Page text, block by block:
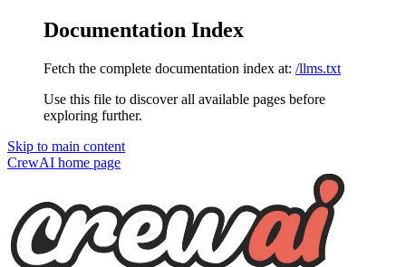
Documentation Index
Fetch the complete documentation index at: /llms.txt
Use this file to discover all available pages before
exploring further.
Skip to main content
CrewAI home page